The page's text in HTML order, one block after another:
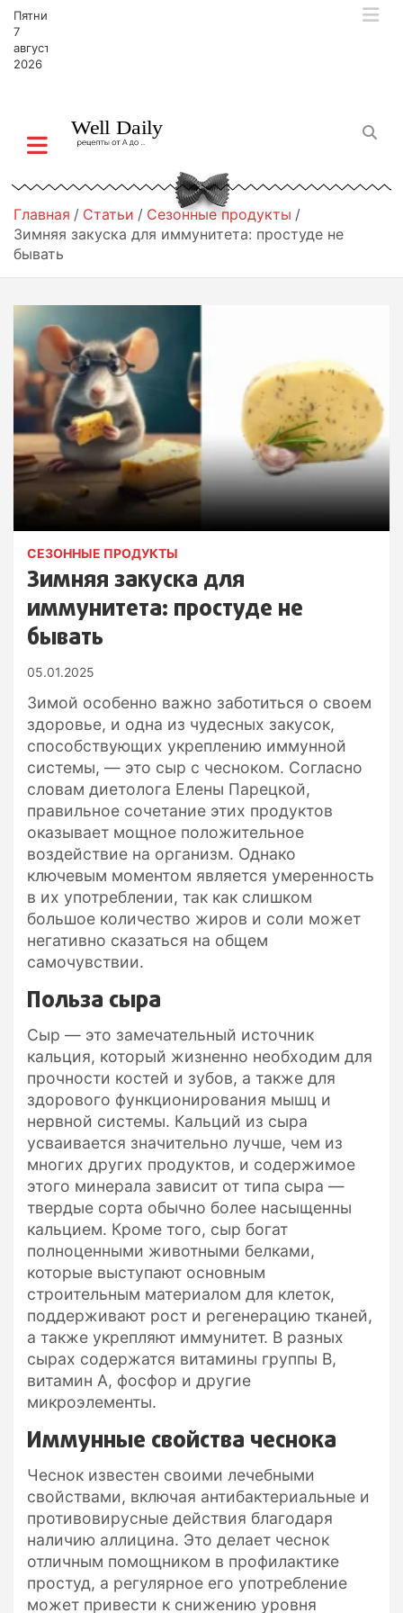
Пятница,
7
августа,
2026
Главная Статьи
Сезонные продукты
Зимняя закуска для иммунитета: простуде не
бывать
СЕЗОННЫЕ ПРОДУКТЫ
Зимняя закуска для
иммунитета: простуде не
бывать
05.01.2025
Зимой особенно важно заботиться о своем
здоровье, и одна из чудесных закусок,
способствующих укреплению иммунной
системы, — это сыр с чесноком. Согласно
словам диетолога Елены Парецкой,
правильное сочетание этих продуктов
оказывает мощное положительное
воздействие на организм. Однако
ключевым моментом является умеренность
в их употреблении, так как слишком
большое количество жиров и соли может
негативно сказаться на общем
самочувствии.
Польза сыра
Сыр — это замечательный источник
кальция, который жизненно необходим для
прочности костей и зубов, а также для
здорового функционирования мышц и
нервной системы. Кальций из сыра
усваивается значительно лучше, чем из
многих других продуктов, и содержимое
этого минерала зависит от типа сыра —
твердые сорта обычно более насыщенны
кальцием. Кроме того, сыр богат
полноценными животными белками,
которые выступают основным
строительным материалом для клеток,
поддерживают рост и регенерацию тканей,
а также укрепляют иммунитет. В разных
сырах содержатся витамины группы B,
витамин А, фосфор и другие
микроэлементы.
Иммунные свойства чеснока
Чеснок известен своими лечебными
свойствами, включая антибактериальные и
противовирусные действия благодаря
наличию аллицина. Это делает чеснок
отличным помощником в профилактике
простуд, а регулярное его употребление
может привести к снижению уровня